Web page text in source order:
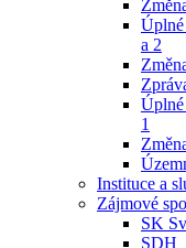
Úplné
a 2
1
Instituce a
Zájmové
SK
SDH